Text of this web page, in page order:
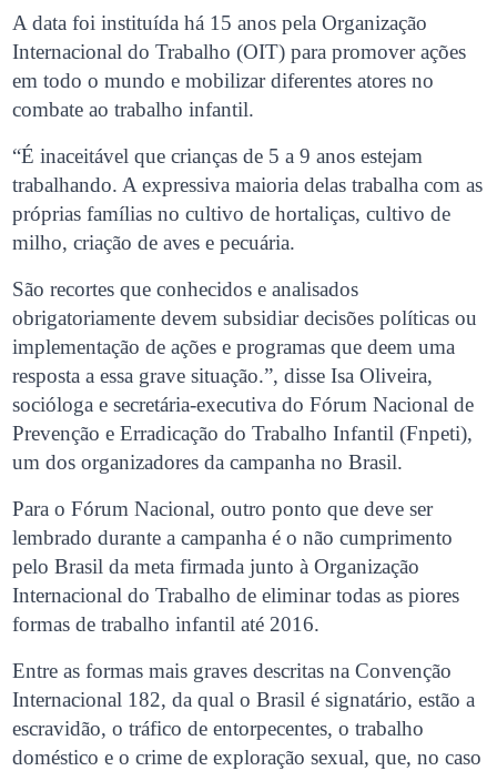
A data foi instituída há 15 anos pela Organização
Internacional do Trabalho (OIT) para promover ações
em todo o mundo e mobilizar diferentes atores no
combate ao trabalho infantil.
“É inaceitável que crianças de 5 a 9 anos estejam
trabalhando. A expressiva maioria delas trabalha com as
próprias famílias no cultivo de hortaliças, cultivo de
milho, criação de aves e pecuária.
São recortes que conhecidos e analisados
obrigatoriamente devem subsidiar decisões políticas ou
implementação de ações e programas que deem uma
resposta a essa grave situação.”, disse Isa Oliveira,
socióloga e secretária-executiva do Fórum Nacional de
Prevenção e Erradicação do Trabalho Infantil (Fnpeti),
um dos organizadores da campanha no Brasil.
Para o Fórum Nacional, outro ponto que deve ser
lembrado durante a campanha é o não cumprimento
pelo Brasil da meta firmada junto à Organização
Internacional do Trabalho de eliminar todas as piores
formas de trabalho infantil até 2016.
Entre as formas mais graves descritas na Convenção
Internacional 182, da qual o Brasil é signatário, estão a
escravidão, o tráfico de entorpecentes, o trabalho
doméstico e o crime de exploração sexual, que, no caso